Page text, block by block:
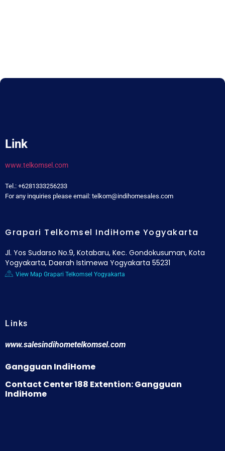
Link
www.telkomsel.com
Tel.: +6281333256233
For any inquiries please email: telkom@indihomesales.com
Grapari Telkomsel IndiHome Yogyakarta
Jl. Yos Sudarso No.9, Kotabaru, Kec. Gondokusuman, Kota
Yogyakarta, Daerah Istimewa Yogyakarta 55231
View Map Grapari Telkomsel Yogyakarta
Links
www.salesindihometelkomsel.com
Gangguan IndiHome
Contact Center 188 Extention: Gangguan
IndiHome